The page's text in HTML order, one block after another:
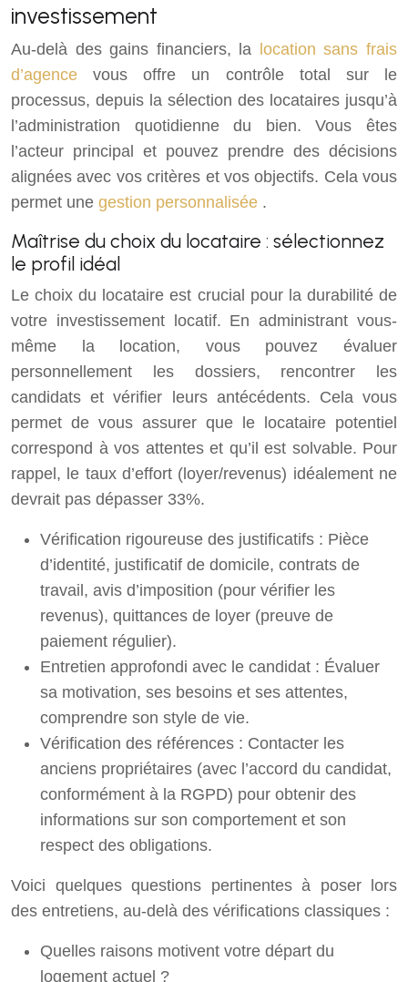
investissement
Au-delà des gains financiers, la location sans frais
d’agencevous offre un contrôle total sur le
processus, depuis la sélection des locataires jusqu’à
l’administration quotidienne du bien. Vous êtes
l’acteur principal et pouvez prendre des décisions
alignées avec vos critères et vos objectifs. Cela vous
permet une gestion personnalisée .
Maîtrise du choix du locataire : sélectionnez
le profil idéal
Le choix du locataire est crucial pour la durabilité de
votre investissement locatif. En administrant vous-
même la location, vous pouvez évaluer
personnellement les dossiers, rencontrer les
candidats et vérifier leurs antécédents. Cela vous
permet de vous assurer que le locataire potentiel
correspond à vos attentes et qu’il est solvable. Pour
rappel, le taux d’effort (loyer/revenus) idéalement ne
devrait pas dépasser 33%.
Vérification rigoureuse des justificatifs : Pièce
d’identité, justificatif de domicile, contrats de
travail, avis d’imposition (pour vérifier les
revenus), quittances de loyer (preuve de
paiement régulier).
Entretien approfondi avec le candidat : Évaluer
sa motivation, ses besoins et ses attentes,
comprendre son style de vie.
Vérification des références : Contacter les
anciens propriétaires (avec l’accord du candidat,
conformément à la RGPD) pour obtenir des
informations sur son comportement et son
respect des obligations.
Voici quelques questions pertinentes à poser lors
des entretiens, au-delà des vérifications classiques :
Quelles raisons motivent votre départ du
logement actuel ?